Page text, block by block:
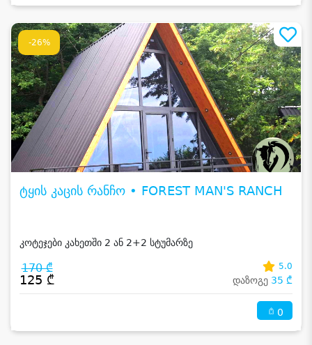
-26%
ტყის კაცის რანჩო • FOREST MAN'S RANCH
კოტეჯები კახეთში 2 ან 2+2 სტუმარზე
170 ₾
125 ₾
5.0
დაზოგე 35 ₾
0